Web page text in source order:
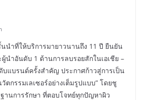
นนำที่ให้บริการมายาวนานถึง 11 ปี ยืนยัน
นำอันดับ 1 ด้านการลบรอยสักในเอเชีย –
แบรนด์ครั้งสำคัญ ประกาศก้าวสู่การเป็น
ตกรรมเลเซอร์อย่างเต็มรูปแบบ” โดยชู
านการรักษา ที่ตอบโจทย์ทุกปัญหาผิว